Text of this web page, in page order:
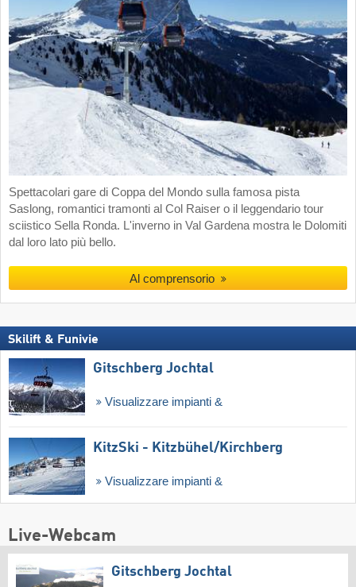
Spettacolari gare di Coppa del Mondo sulla famosa pista
Saslong, romantici tramonti al Col Raiser o il leggendario tour
sciistico Sella Ronda. L'inverno in Val Gardena mostra le Dolomiti
dal loro lato più bello.
Al comprensorio
Skilift & Funivie
Gitschberg Jochtal
Visualizzare impianti &
KitzSki - Kitzbühel/​Kirchberg
Visualizzare impianti &
Live-Webcam
Gitschberg Jochtal